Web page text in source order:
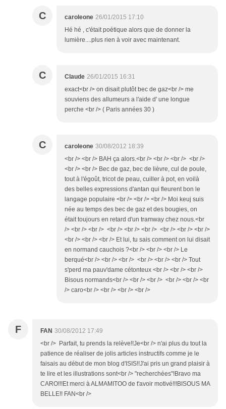
C caroleone 26/01/2015 17:10
Hé hé , c'était poétique alors que de donner la
lumière....plus rien à voir avec maintenant.
C Claude 26/01/2015 16:31
exact<br /> on disait plutôt bec de gaz<br /> me
souviens des allumeurs a l'aide d' une longue
perche <br /> ( Paris années 30 )
C caroleone 30/08/2012 18:39
<br /> <br /> BAH ça alors.<br /> <br /> <br /> <br />
<br /> <br /> Bec de gaz, bec de lièvre, cul de poule,
tout à l'égoût, tricot de peau, cuiller à pot, en voilà
des belles expressions d'antan qui fleurent bon le
langage populaire <br /> <br /> <br /> Moi keuj suis
née au temps des bec de gaz et des bougies, on
était toujours en retard d'un tramway chez nous.<br
/> <br /> <br /> <br /> <br /> <br /> <br /> <br /> <br />
<br /> <br /> <br /> Et lui, tu sais comment on lui disait
en normand cauchois ?<br /> <br /> <br /> Le
berqué<br /> <br /> <br /> <br /> <br /> <br /> Tout
s'perd ma pauv'dame cétonteux <br /> <br /> <br />
Bisous normands<br /> <br /> <br /> <br /> <br /> <br
/> caro<br /> <br /> <br /> <br />
F FAN 30/08/2012 17:49
<br /> Parfait, tu prends la relève!!Je<br /> n'ai plus du tout la
patience de réaliser de jolis articles instructifs comme je le
faisais au début de mon blog d'ISIS!!J'ai pris un grand plaisir à
te lire et les illustrations sont<br /> "recherchées"!Bravo ma
CARO!!!Et merci à ALMAMITOO de t'avoir motivé!!!BISOUS MA
BELLE!! FAN<br />